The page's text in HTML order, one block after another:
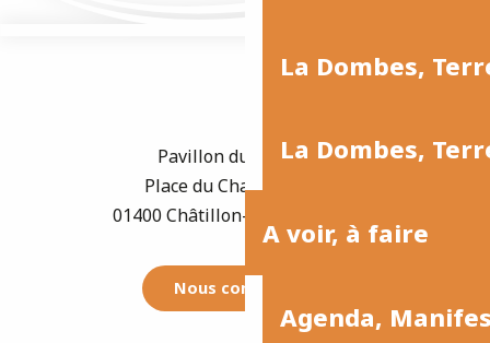
La Dombes,
La Dombes,
A voir, à faire
Agenda,
Pavillon du Tourisme
Place du Champ de Foire
01400 Châtillon-sur-Chalaronne
Nous contacter